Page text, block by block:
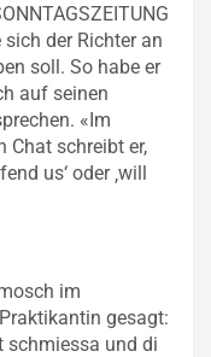
der Richter an
soll. So habe er
auf seinen
«Im
Chat schreibt er,
us‘ oder ‚will
im
gesagt:
schmiessa und di